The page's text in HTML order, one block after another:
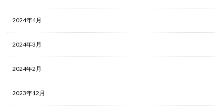
2024年4月
2024年3月
2024年2月
2023年12月